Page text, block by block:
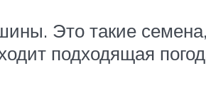
Это такие
подходящая